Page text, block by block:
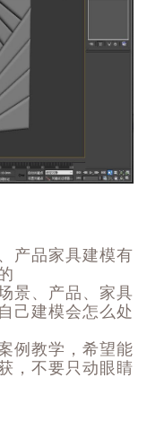
产品家具建模有
景、产品、家具
己建模会怎么处
例教学，希望能
，不要只动眼睛